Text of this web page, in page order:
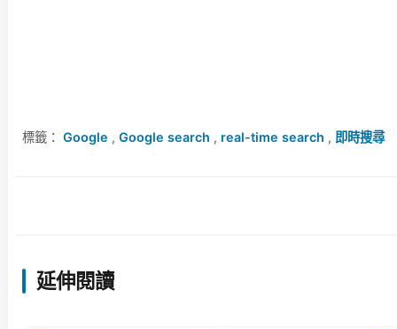
標籤： Google , Google search , real-time search , 即時搜尋
延伸閱讀